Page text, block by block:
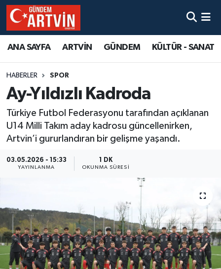
ANA SAYFA ARTVİN GÜNDEM KÜLTÜR - SANAT
HABERLER SPOR
Ay-Yıldızlı Kadroda
Türkiye Futbol Federasyonu tarafından açıklanan
U14 Milli Takım aday kadrosu güncellenirken,
Artvin’i gururlandıran bir gelişme yaşandı.
03.05.2026 - 15:33
YAYINLANMA
1 DK
OKUNMA SÜRESI